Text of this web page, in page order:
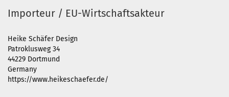
Importeur / EU-Wirtschaftsakteur
Heike Schäfer Design
Patroklusweg 34
44229 Dortmund
Germany
https://www.heikeschaefer.de/